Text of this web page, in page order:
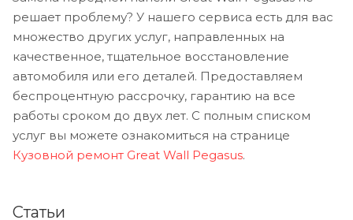
решает проблему? У нашего сервиса есть для вас
множество других услуг, направленных на
качественное, тщательное восстановление
автомобиля или его деталей. Предоставляем
беспроцентную рассрочку, гарантию на все
работы сроком до двух лет. С полным списком
услуг вы можете ознакомиться на странице
Кузовной ремонт Great Wall Pegasus.
Статьи